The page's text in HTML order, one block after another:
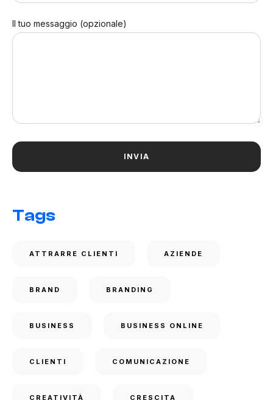
Il tuo messaggio (opzionale)
Tags
ATTRARRE CLIENTI AZIENDE
BRAND BRANDING
BUSINESS BUSINESS ONLINE
CLIENTI COMUNICAZIONE
CREATIVITÀ CRESCITA